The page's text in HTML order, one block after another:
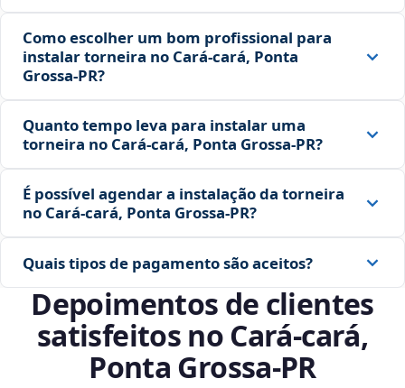
Como escolher um bom profissional para
instalar torneira no Cará-cará, Ponta
Grossa‑PR?
Quanto tempo leva para instalar uma
torneira no Cará-cará, Ponta Grossa‑PR?
É possível agendar a instalação da torneira
no Cará-cará, Ponta Grossa‑PR?
Quais tipos de pagamento são aceitos?
Depoimentos de clientes
satisfeitos no Cará-cará,
Ponta Grossa‑PR